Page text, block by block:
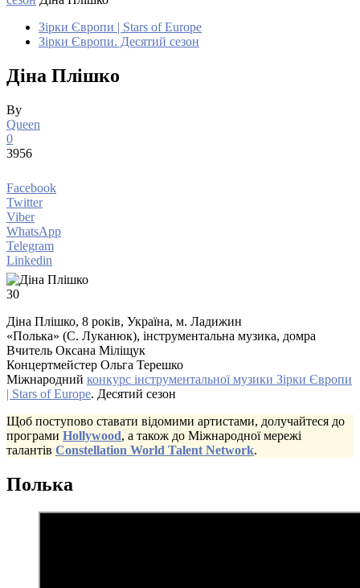
Зірки Європи | Stars of Europe
Зірки Європи. Десятий сезон
Діна Плішко
By
Queen
0
3956
Facebook
Twitter
Viber
WhatsApp
Telegram
Linkedin
30
Діна Плішко, 8 років, Україна, м. Ладижин
«Полька» (С. Луканюк), інструментальна музика, домра
Вчитель Оксана Міліщук
Концертмейстер Ольга Терешко
Міжнародний конкурс інструментальної музики Зірки Європи
| Stars of Europe. Десятий сезон
Щоб поступово ставати відомими артистами, долучайтеся до
програми Hollywood, а також до Міжнародної мережі
талантів Constellation World Talent Network.
Полька